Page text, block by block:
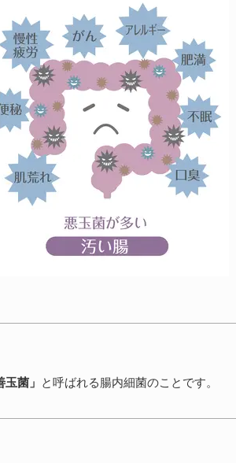
玉菌」 と呼ばれる腸内細菌のことです。